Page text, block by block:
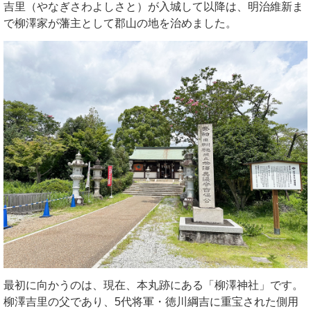
吉里（やなぎさわよしさと）が入城して以降は、明治維新ま
で柳澤家が藩主として郡山の地を治めました。
最初に向かうのは、現在、本丸跡にある「柳澤神社」です。
柳澤吉里の父であり、5代将軍・徳川綱吉に重宝された側用